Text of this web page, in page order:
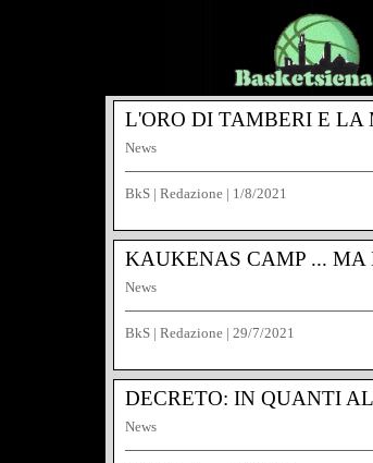
L'ORO DI TAMBERI E LA
News
BkS | Redazione | 1/8/2021
KAUKENAS CAMP ... MA
News
BkS | Redazione | 29/7/2021
DECRETO: IN QUANTI
News